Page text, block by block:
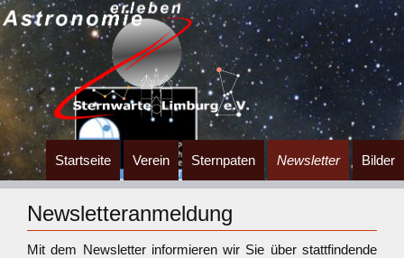
Zum
Inhalt
springen
Startseite Verein Sternpaten Newsletter Bilder
Newsletteranmeldung
Mit dem Newsletter informieren wir Sie über stattfindende